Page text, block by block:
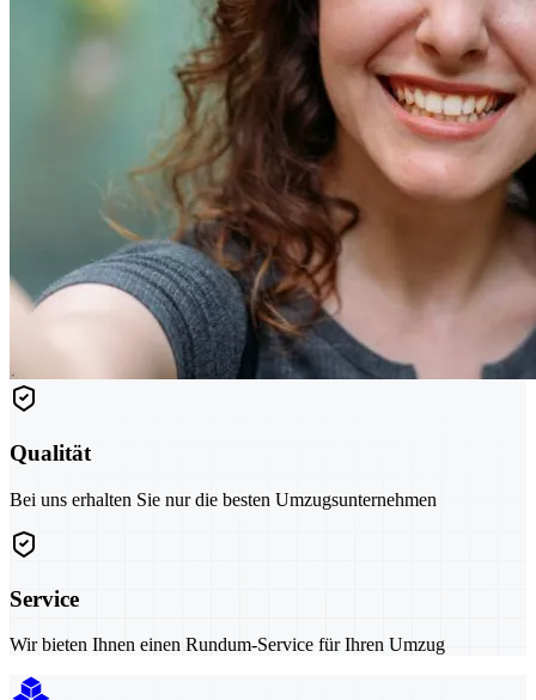
Qualität
Bei uns erhalten Sie nur die besten Umzugsunternehmen
Service
Wir bieten Ihnen einen Rundum-Service für Ihren Umzug